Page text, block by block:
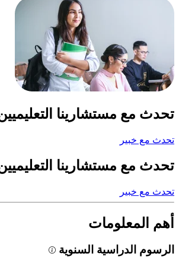
تحدث مع مستشارينا
تحدث مع خبير
تحدث مع مستشارينا
تحدث مع خبير
أهم المعلومات
الرسوم الدراسية السنوية